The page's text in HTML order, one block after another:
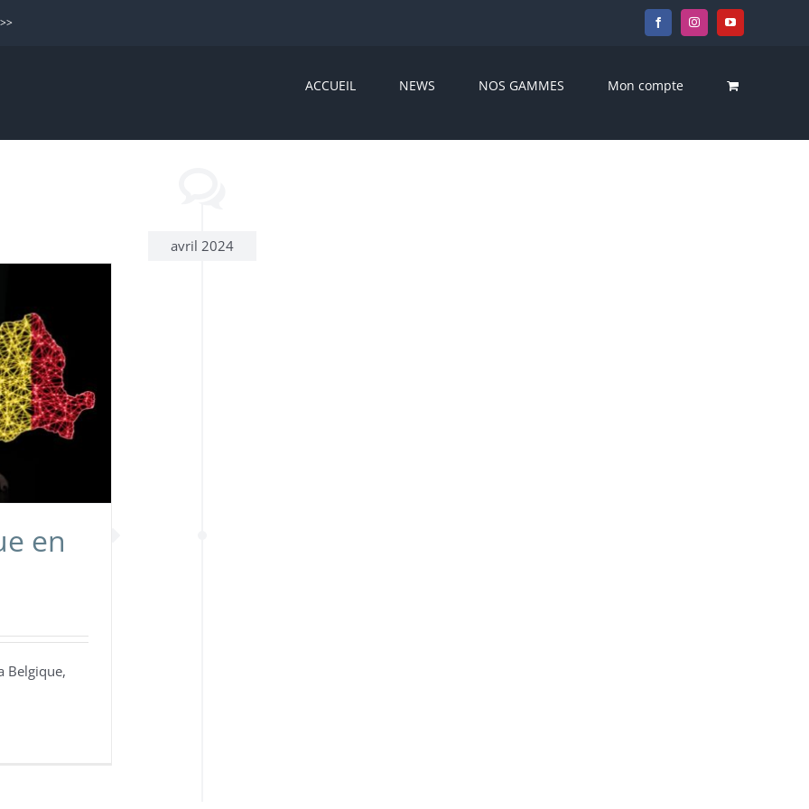
FacebookInstagramYouTube
ACCUEIL NEWS NOS GAMMES Mon compte
avril 2024
en
Belgique,